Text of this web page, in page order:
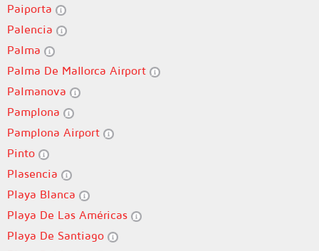
Paiporta
Palencia
Palma
Palma De Mallorca Airport
Palmanova
Pamplona
Pamplona Airport
Pinto
Plasencia
Playa Blanca
Playa De Las Américas
Playa De Santiago